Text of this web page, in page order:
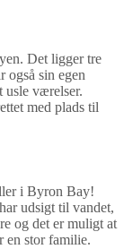
Det ligger tre
også sin egen
usle værelser.
med plads til
i Byron Bay!
udsigt til vandet,
og det er muligt at
en stor familie.